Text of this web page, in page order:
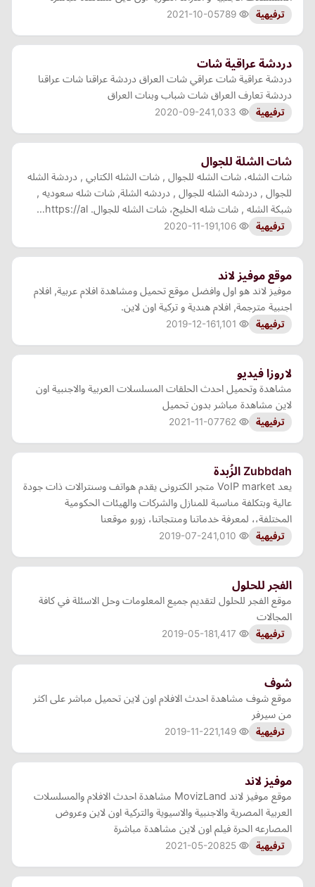
ترفيهية 2021-10-05
دردشة عراقية شات
دردشة عراقية شات عراقي شات العراق دردشة عراقنا شات عراقنا
دردشة تعارف العراق شات شباب وبنات العراق
ترفيهية 2020-09-24
شات الشلة للجوال
شات الشله، شات الشله للجوال , شات الشله الكتابي , دردشة الشله
للجوال , دردشه الشله للجوال , دردشه الشلة, شات شله سعوديه ,
شبكة الشله , شات شله الخليج، شات الشله للجوال. https://al…
ترفيهية 2020-11-19
موقع موفيز لاند
موفيز لاند هو اول وافضل موقع تحميل ومشاهدة افلام عربية, افلام
اجنبية مترجمة, افلام هندية و تركية اون لاين.
ترفيهية 2019-12-16
لاروزا فيديو
مشاهدة وتحميل احدث الحلقات المسلسلات العربية والاجنبية اون
لاين مشاهدة مباشر بدون تحميل
ترفيهية 2021-11-07
Zubbdah الزُبدة
يعد VoIP market متجر الكترونى يقدم هواتف وسنترالات ذات جودة
عالية وبتكلفة مناسبة للمنازل والشركات والهيئات الحكومية
المختلفة،، لمعرفة خدماتنا ومنتجاتنا، زورو موقعنا
ترفيهية 2019-07-24
الفجر للحلول
موقع الفجر للحلول لتقديم جميع المعلومات وحل الاسئلة في كافة
المجالات
ترفيهية 2019-05-18
شوف
موقع شوف مشاهدة احدث الافلام اون لاين تحميل مباشر على اكثر
من سيرفر
ترفيهية 2019-11-22
موفيز لاند
موقع موفيز لاند MovizLand مشاهدة احدث الافلام والمسلسلات
العربية المصرية والاجنبية والاسيوية والتركية اون لاين وعروض
المصارعه الحرة فيلم اون لاين مشاهدة مباشرة
ترفيهية 2021-05-20